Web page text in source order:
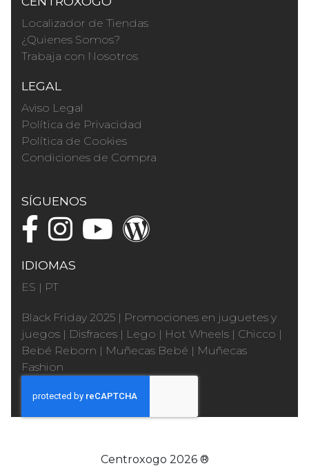
Localizador de Tiendas
¿Quienes Somos?
Trabaja con Nosotros
LEGAL
Aviso Legal
Política de Privacidad
Política de Cookies
Condiciones de Compra
SÍGUENOS
IDIOMAS
ES | PT
Black Friday 2025 | Promociones en juguetes y
juegos | Disfraces | Lego | Hot Wheels | Chicco |
Bebé Reborn | Muñecas Bebé | Muñecas
Fashion
Centroxogo 2026 ®